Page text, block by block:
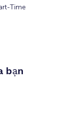
Time
bạn